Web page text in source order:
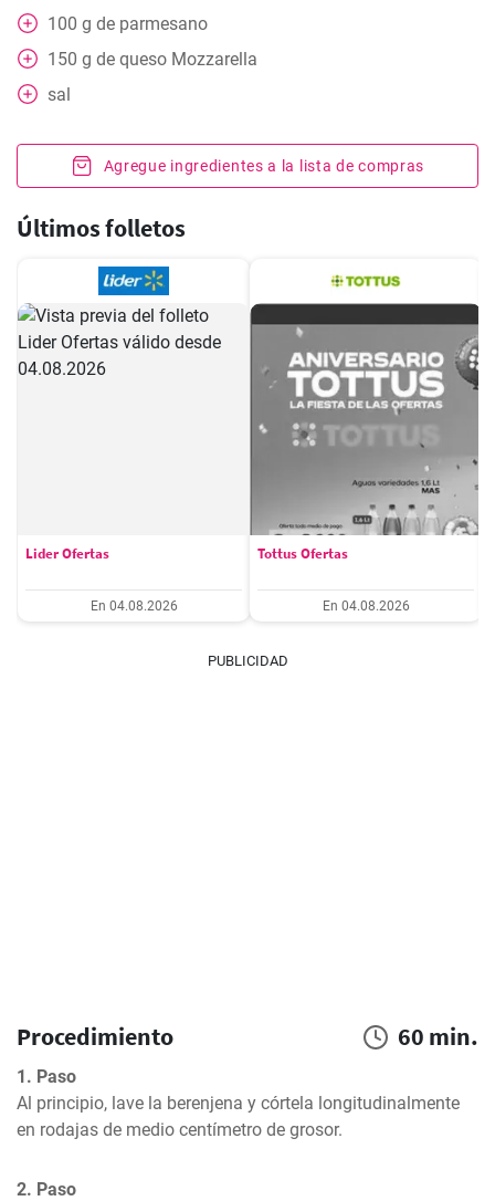
100 g de parmesano
150 g de queso Mozzarella
sal
Agregue ingredientes a la lista de compras
Últimos folletos
Lider Ofertas
En 04.08.2026
Tottus Ofertas
En 04.08.2026
PUBLICIDAD
Procedimiento 60 min.
1. Paso
Al principio, lave la berenjena y córtela longitudinalmente
en rodajas de medio centímetro de grosor.
2. Paso